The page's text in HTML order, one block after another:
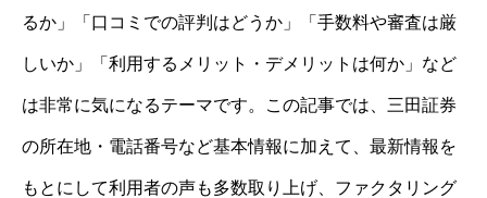
るか」「口コミでの評判はどうか」「手数料や審査は厳
しいか」「利用するメリット・デメリットは何か」など
は非常に気になるテーマです。この記事では、三田証券
の所在地・電話番号など基本情報に加えて、最新情報を
もとにして利用者の声も多数取り上げ、ファクタリング